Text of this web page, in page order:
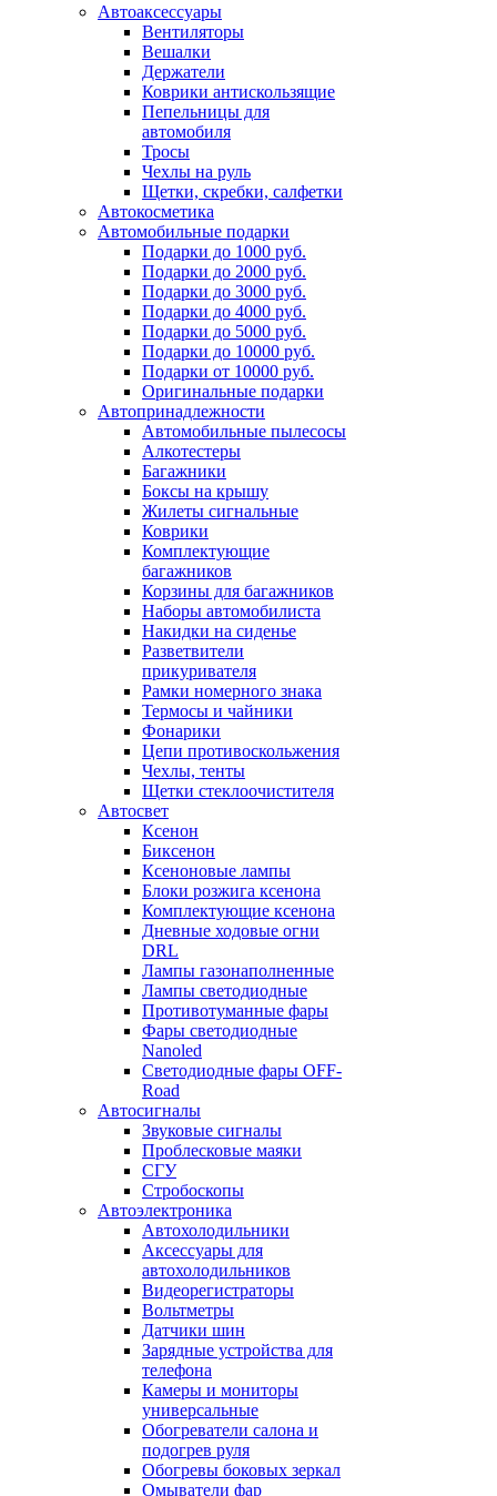
Автоаксессуары
Вентиляторы
Вешалки
Держатели
Коврики антискользящие
Пепельницы для
автомобиля
Тросы
Чехлы на руль
Щетки, скребки, салфетки
Автокосметика
Автомобильные подарки
Подарки до 1000 руб.
Подарки до 2000 руб.
Подарки до 3000 руб.
Подарки до 4000 руб.
Подарки до 5000 руб.
Подарки до 10000 руб.
Подарки от 10000 руб.
Оригинальные подарки
Автопринадлежности
Автомобильные пылесосы
Алкотестеры
Багажники
Боксы на крышу
Жилеты сигнальные
Коврики
Комплектующие
багажников
Корзины для багажников
Наборы автомобилиста
Накидки на сиденье
Разветвители
прикуривателя
Рамки номерного знака
Термосы и чайники
Фонарики
Цепи противоскольжения
Чехлы, тенты
Щетки стеклоочистителя
Автосвет
Ксенон
Биксенон
Ксеноновые лампы
Блоки розжига ксенона
Комплектующие ксенона
Дневные ходовые огни
DRL
Лампы газонаполненные
Лампы светодиодные
Противотуманные фары
Фары светодиодные
Nanoled
Светодиодные фары OFF-
Road
Автосигналы
Звуковые сигналы
Проблесковые маяки
СГУ
Стробоскопы
Автоэлектроника
Автохолодильники
Аксессуары для
автохолодильников
Видеорегистраторы
Вольтметры
Датчики шин
Зарядные устройства для
телефона
Камеры и мониторы
универсальные
Обогреватели салона и
подогрев руля
Обогревы боковых зеркал
Омыватели фар